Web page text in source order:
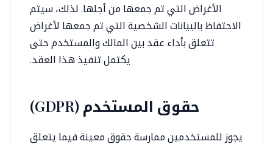
الأغراض التي تم جمعها من أجلها. لذلك، سيتم
الاحتفاظ بالبيانات الشخصية التي تم جمعها لأغراض
تتعلق بأداء عقد بين المالك والمستخدم حتى
يكتمل تنفيذ هذا العقد.
حقوق المستخدم (GDPR)
يجوز للمستخدمين ممارسة حقوق معينة فيما يتعلق